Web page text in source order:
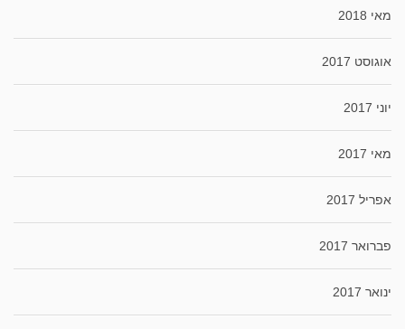
מאי 2018
אוגוסט 2017
יוני 2017
מאי 2017
אפריל 2017
פברואר 2017
ינואר 2017